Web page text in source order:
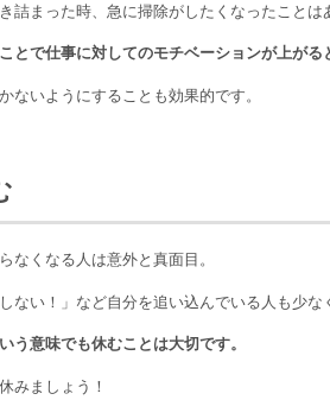
詰まった時、急に掃除がしたくなったことは
とで仕事に対してのモチベーションが上がる
ないようにすることも効果的です。
なくなる人は意外と真面目。
ない！」など自分を追い込んでいる人も少な
う意味でも休むことは大切です。
みましょう！